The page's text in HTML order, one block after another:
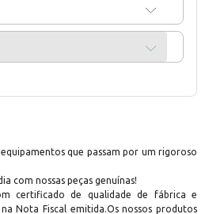
que passam por um rigoroso
com nossas peças genuínas!
certificado de qualidade de fábrica e
Nota Fiscal emitida.Os nossos produtos